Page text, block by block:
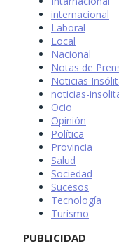
internacional
Laboral
Local
Nacional
Notas de
Noticias
noticias-
Ocio
Opinión
Política
Provincia
Salud
Sociedad
Sucesos
Tecnología
Turismo
PUBLICIDAD